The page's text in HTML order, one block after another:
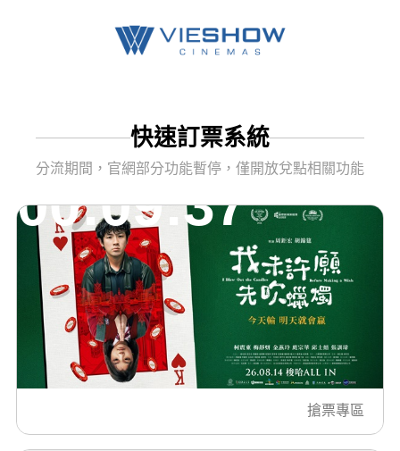
快速訂票系統
分流期間，官網部分功能暫停，僅開放兌點相關功能
00:09:37